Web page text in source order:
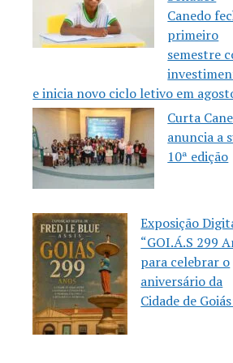
Canedo
primeiro
semestre
e inicia novo ciclo letivo em
Curta
anuncia a
10ª edição
Exposição
“GOI.Á.S 299
para celebrar o
aniversário da
Cidade de
Senador
vagas para